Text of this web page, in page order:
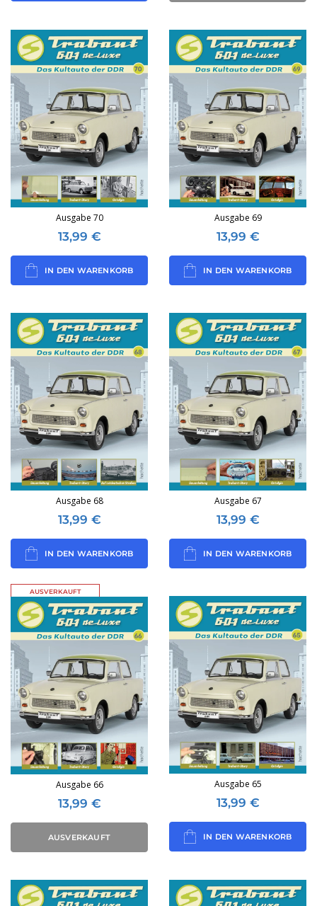
Ausgabe 70
13,99 €
IN DEN WARENKORB
Ausgabe 69
13,99 €
IN DEN WARENKORB
Ausgabe 68
13,99 €
IN DEN WARENKORB
Ausgabe 67
13,99 €
IN DEN WARENKORB
AUSVERKAUFT
Ausgabe 66
13,99 €
AUSVERKAUFT
Ausgabe 65
13,99 €
IN DEN WARENKORB